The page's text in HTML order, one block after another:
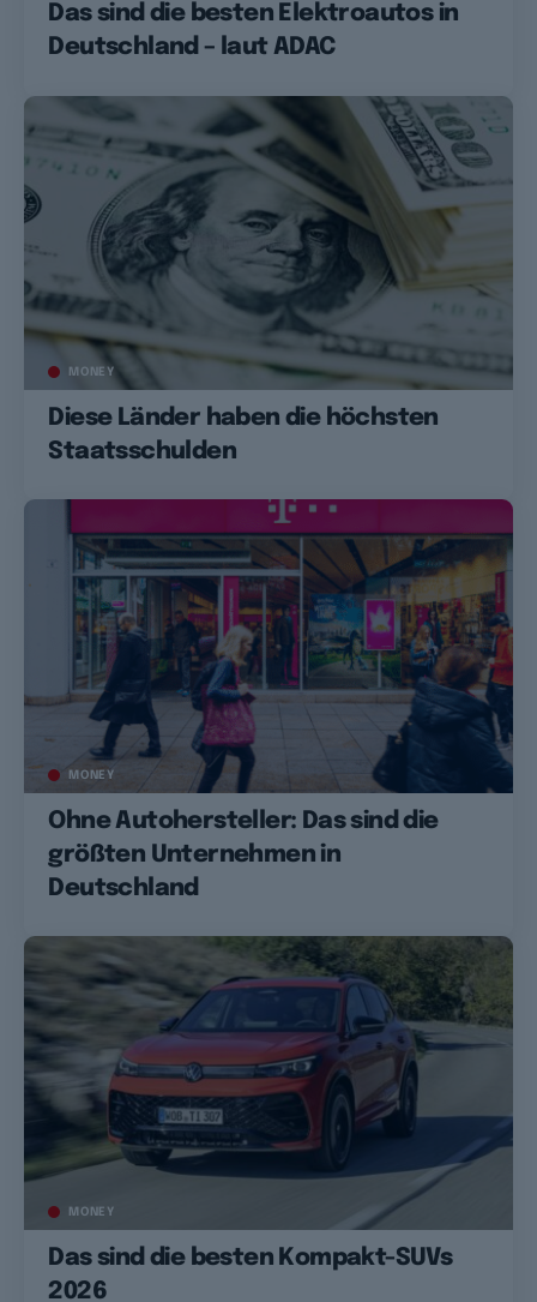
Das sind die besten Elektroautos in
Deutschland – laut ADAC
MONEY
Diese Länder haben die höchsten
Staatsschulden
MONEY
Ohne Autohersteller: Das sind die
größten Unternehmen in
Deutschland
MONEY
Das sind die besten Kompakt-SUVs
2026